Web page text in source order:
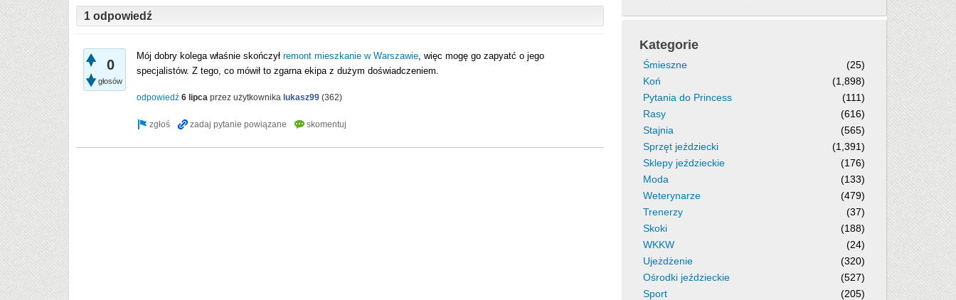
1 odpowiedź
0
głosów
Mój dobry kolega właśnie skończył remont mieszkanie w Warszawie, więc mogę go zapyatć o jego
specjalistów. Z tego, co mówił to zgarna ekipa z dużym doświadczeniem.
odpowiedź 6 lipca przez użytkownika lukasz99 (362)
Kategorie
Śmieszne
(25)
Koń
(1,898)
Pytania do Princess
(111)
Rasy
(616)
Stajnia
(565)
Sprzęt jeździecki
(1,391)
Sklepy jeździeckie
(176)
Moda
(133)
Weterynarze
(479)
Trenerzy
(37)
Skoki
(188)
WKKW
(24)
Ujeżdżenie
(320)
Ośrodki jeździeckie
(527)
Sport
(205)